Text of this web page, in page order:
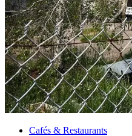
Cafés & Restaurants